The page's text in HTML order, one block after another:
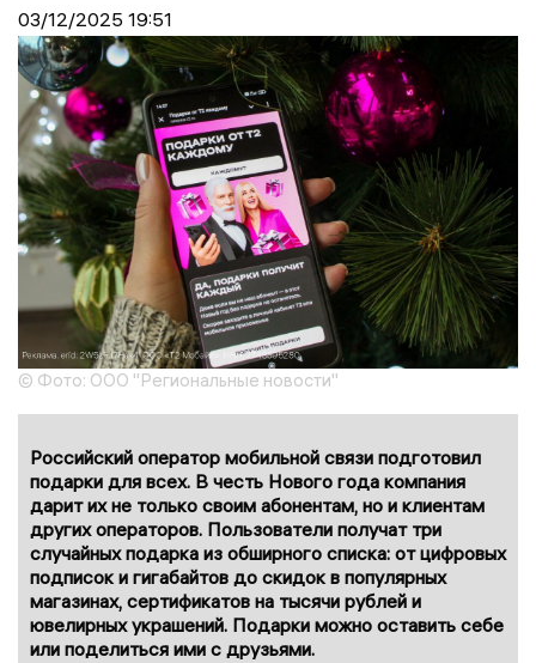
03/12/2025 19:51
© Фото: ООО "Региональные новости"
Российский оператор мобильной связи подготовил
подарки для всех. В честь Нового года компания
дарит их не только своим абонентам, но и клиентам
других операторов. Пользователи получат три
случайных подарка из обширного списка: от цифровых
подписок и гигабайтов до скидок в популярных
магазинах, сертификатов на тысячи рублей и
ювелирных украшений. Подарки можно оставить себе
или поделиться ими с друзьями.